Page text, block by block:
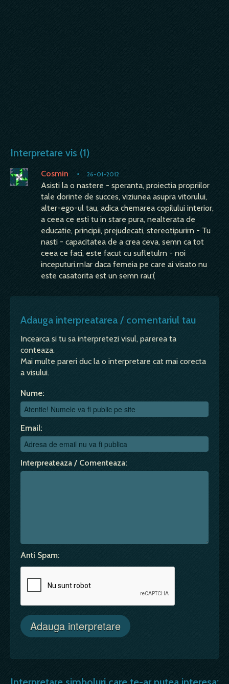
Interpretare vis (1)
Cosmin • 26-01-2012
Asisti la o nastere - speranta, proiectia propriilor
tale dorinte de succes, viziunea asupra vitorului,
alter-ego-ul tau, adica chemarea copilului interior,
a ceea ce esti tu in stare pura, nealterata de
educatie, principii, prejudecati, stereotipurirn - Tu
nasti - capacitatea de a crea ceva, semn ca tot
ceea ce faci, este facut cu sufletulrn - noi
inceputuri.rnIar daca femeia pe care ai visato nu
este casatorita est un semn rau:(
Adauga interpreatarea / comentariul tau
Incearca si tu sa interpretezi visul, parerea ta
conteaza.
Mai multe pareri duc la o interpretare cat mai corecta
a visului.
Nume:
Email:
Interpreateaza / Comenteaza:
Anti Spam: